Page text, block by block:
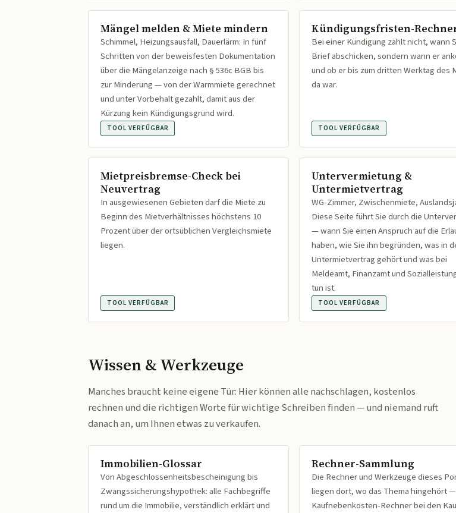
Mängel melden & Miete mindern
Schimmel, Heizungsausfall, Dauerlärm: In fünf
Schritten von der beweisfesten Dokumentation
über die Mängelanzeige nach § 536c BGB bis
zur Minderung — von der Warmmiete gerechnet
und unter Vorbehalt gezahlt, damit aus der
Kürzung kein Kündigungsgrund wird.
TOOL VERFÜGBAR
Kündigungsfristen-
Bei einer Kündigung zählt nicht, wann
Brief abschicken, sondern wann er
und ob er bis zum dritten Werktag des
da war.
TOOL VERFÜGBAR
Mietpreisbremse-Check bei
Neuvertrag
In ausgewiesenen Gebieten darf die Miete zu
Beginn des Mietverhältnisses höchstens 10
Prozent über der ortsüblichen Vergleichsmiete
liegen.
TOOL VERFÜGBAR
Untervermietung &
Untermietvertrag
WG-Zimmer, Zwischenmiete,
Diese Seite führt Sie durch die
— wann Sie einen Anspruch auf die
haben, wie Sie ihn begründen, was in
Untermietvertrag gehört und was bei
Meldeamt, Finanzamt und
tun ist.
TOOL VERFÜGBAR
Wissen & Werkzeuge
Manches braucht keine eigene Tür: Hier können alle nachschlagen, kostenlos
rechnen und die richtigen Worte für wichtige Schreiben finden — und niemand ruft
danach an, um Ihnen etwas zu verkaufen.
Immobilien-Glossar
Von Abgeschlossenheitsbescheinigung bis
Zwangssicherungshypothek: alle Fachbegriffe
rund um die Immobilie, verständlich erklärt und
Rechner-Sammlung
Die Rechner und Werkzeuge dieses
liegen dort, wo das Thema hingehört
Kaufnebenkosten-Rechner bei den